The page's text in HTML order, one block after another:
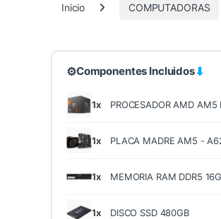
Inicio COMPUTADORAS
⚙Componentes Incluidos⬇
1x PROCESADOR AMD
1x PLACA MADRE AM5 -
1x MEMORIA RAM DDR5
1x DISCO SSD 480GB